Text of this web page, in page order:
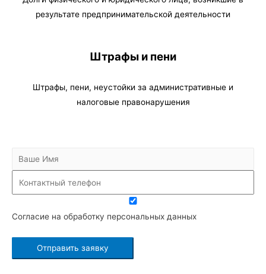
результате предпринимательской деятельности
Штрафы и пени
Штрафы, пени, неустойки за административные и
налоговые правонарушения
Согласие на обработку персональных данных